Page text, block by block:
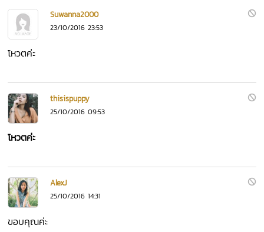
Suwanna2000
23/10/2016 23:53
โหวตค่ะ
thisispuppy
25/10/2016 09:53
โหวตค่ะ
AlexJ
25/10/2016 14:31
ขอบคุณค่ะ